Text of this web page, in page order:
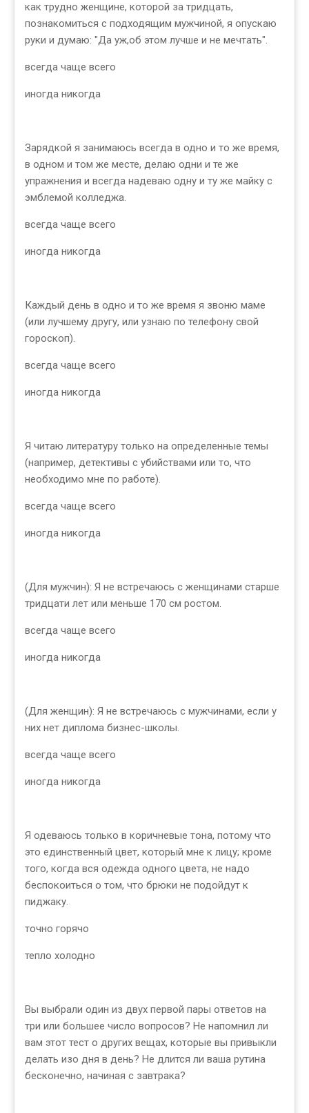
как трудно женщине, которой за тридцать,
познакомиться с подходящим мужчиной, я опускаю
руки и думаю: "Да уж,об этом лучше и не мечтать".
всегда чаще всего
иногда никогда
Зарядкой я занимаюсь всегда в одно и то же время,
в одном и том же месте, делаю одни и те же
упражнения и всегда надеваю одну и ту же майку с
эмблемой колледжа.
всегда чаще всего
иногда никогда
Каждый день в одно и то же время я звоню маме
(или лучшему другу, или узнаю по телефону свой
гороскоп).
всегда чаще всего
иногда никогда
Я читаю литературу только на определенные темы
(например, детективы с убийствами или то, что
необходимо мне по работе).
всегда чаще всего
иногда никогда
(Для мужчин): Я не встречаюсь с женщинами старше
тридцати лет или меньше 170 см ростом.
всегда чаще всего
иногда никогда
(Для женщин): Я не встречаюсь с мужчинами, если у
них нет диплома бизнес-школы.
всегда чаще всего
иногда никогда
Я одеваюсь только в коричневые тона, потому что
это единственный цвет, который мне к лицу; кроме
того, когда вся одежда одного цвета, не надо
беспокоиться о том, что брюки не подойдут к
пиджаку.
точно горячо
тепло холодно
Вы выбрали один из двух первой пары ответов на
три или большее число вопросов? Не напомнил ли
вам этот тест о других вещах, которые вы привыкли
делать изо дня в день? Не длится ли ваша рутина
бесконечно, начиная с завтрака?